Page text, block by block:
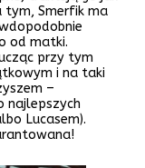
tym, Smerfik ma
od matki.
przy tym
i na taki
–
najlepszych
Lucasem).